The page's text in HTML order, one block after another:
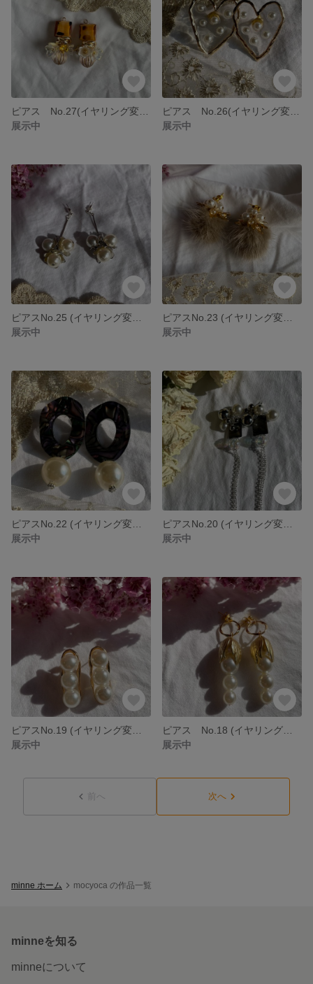
展示中
展示中
展示中
展示中
展示中
展示中
展示中
展示中
前へ 次へ
minne ホーム mocyoca の作品一覧
minneを知る
minneについて